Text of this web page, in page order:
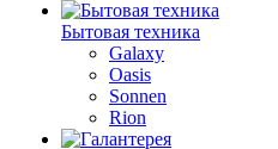
Бытовая техника
Galaxy
Oasis
Sonnen
Rion